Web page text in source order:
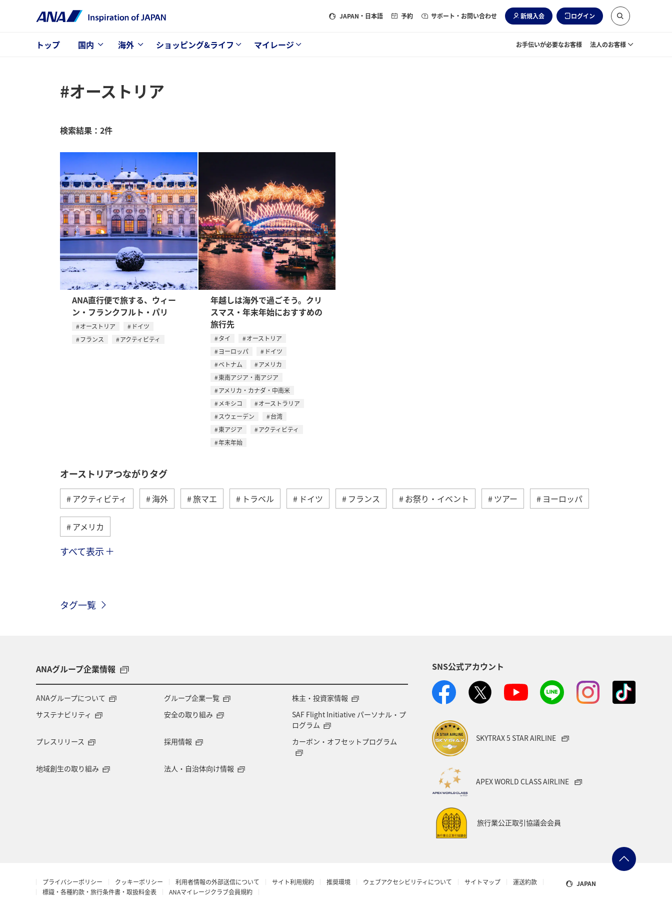
JAPAN ・日本語 予約 サポート・お問い合わせ 新規入会 ログイン
トップ 国内 海外 ショッピング&ライフ マイレージ お手伝いが必要なお客様 法人のお客様
#オーストリア
検索結果：2件
ANA直行便で旅する、ウィー
ン・フランクフルト・パリ
オーストリア
ドイツ
フランス
アクティビティ
年越しは海外で過ごそう。クリ
スマス・年末年始におすすめの
旅行先
タイ
オーストリア
ヨーロッパ
ドイツ
ベトナム
アメリカ
東南アジア・南アジア
アメリカ・カナダ・中南米
メキシコ
オーストラリア
スウェーデン
台湾
東アジア
アクティビティ
年末年始
オーストリアつながりタグ
アクティビティ 海外 旅マエ トラベル ドイツ フランス お祭り・イベント ツアー ヨーロッパ
アメリカ
ベトナム
東南アジア・南アジア
すべて表示
タグ一覧
ANAグループ企業情報
ANAグループについて グループ企業一覧
株主・投資家情報
サステナビリティ
安全の取り組み
SAF Flight Initiative パーソナル・プ
ログラム
プレスリリース
採用情報 カーボン・オフセットプログラム
地域創生の取り組み 法人・自治体向け情報
SNS公式アカウント
SKYTRAX 5 STAR AIRLINE
APEX WORLD CLASS AIRLINE
旅行業公正取引協議会会員
プライバシーポリシー クッキーポリシー 利用者情報の外部送信について サイト利用規約 推奨環境 ウェブアクセシビリティについて サイトマップ
運送約款
標識・各種約款・旅行条件書・取扱料金表
ANAマイレージクラブ会員規約
JAPAN